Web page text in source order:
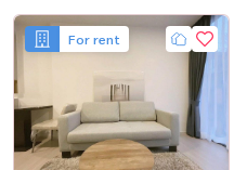
▪︎3 small balconies
▪︎Fully furnished
Good location, convenient
♡10-minute drive to Asoke
♡5-minute drive to Central Rama
For rent